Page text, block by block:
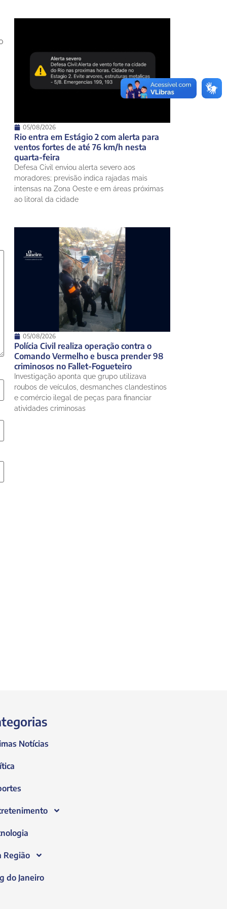
05/08/2026
Rio entra em Estágio 2 com alerta para
ventos fortes de até 76 km/h nesta
quarta-feira
Defesa Civil enviou alerta severo aos
moradores; previsão indica rajadas mais
intensas na Zona Oeste e em áreas próximas
ao litoral da cidade
05/08/2026
Polícia Civil realiza operação contra o
Comando Vermelho e busca prender 98
criminosos no Fallet-Fogueteiro
Investigação aponta que grupo utilizava
roubos de veículos, desmanches clandestinos
e comércio ilegal de peças para financiar
atividades criminosas
Notícias
Região
do Janeiro